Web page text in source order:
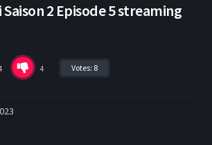
2 Episode 5 streaming
4 Votes: 8